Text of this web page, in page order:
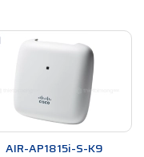
AIR-AP1815i-S-K9